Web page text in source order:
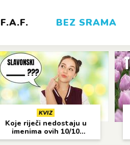
F.A.F. BEZ SRAMA
KVIZ
Koje riječi nedostaju u
imenima ovih 10/10
gradova?